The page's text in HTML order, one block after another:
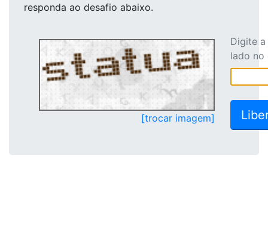
responda ao desafio abaixo.
[trocar imagem]
Digite
lado no